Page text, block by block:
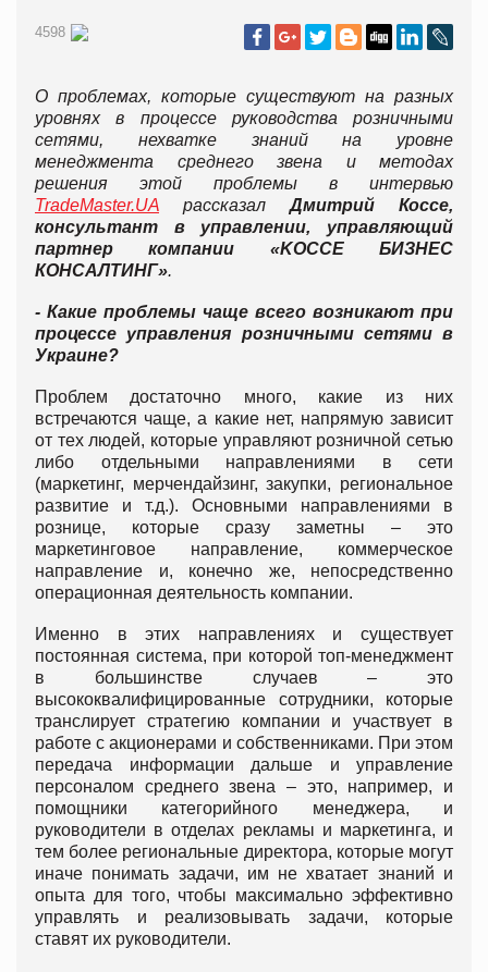
4598
О проблемах, которые существуют на разных
уровнях в процессе руководства розничными
сетями, нехватке знаний на уровне
менеджмента среднего звена и методах
решения этой проблемы в интервью
TradeMaster.UA рассказалДмитрий Коcсе,
консультант в управлении, управляющий
партнер компании «KOCCE БИЗНЕС
КОНСАЛТИНГ».
- Какие проблемы чаще всего возникают при
процессе управления розничными сетями в
Украине?
Проблем достаточно много, какие из них
встречаются чаще, а какие нет, напрямую зависит
от тех людей, которые управляют розничной сетью
либо отдельными направлениями в сети
(маркетинг, мерчендайзинг, закупки, региональное
развитие и т.д.). Основными направлениями в
рознице, которые сразу заметны – это
маркетинговое направление, коммерческое
направление и, конечно же, непосредственно
операционная деятельность компании.
Именно в этих направлениях и существует
постоянная система, при которой топ-менеджмент
в большинстве случаев – это
высококвалифицированные сотрудники, которые
транслирует стратегию компании и участвует в
работе с акционерами и собственниками. При этом
передача информации дальше и управление
персоналом среднего звена – это, например, и
помощники категорийного менеджера, и
руководители в отделах рекламы и маркетинга, и
тем более региональные директора, которые могут
иначе понимать задачи, им не хватает знаний и
опыта для того, чтобы максимально эффективно
управлять и реализовывать задачи, которые
ставят их руководители.